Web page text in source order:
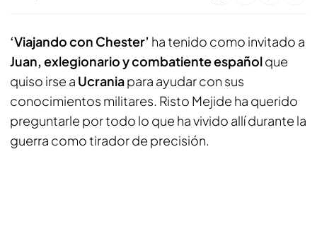
‘Viajando con Chester’ ha tenido como invitado a
Juan, exlegionario y combatiente españolque
quiso irse a Ucraniapara ayudar con sus
conocimientos militares. Risto Mejide ha querido
preguntarle por todo lo que ha vivido allí durante la
guerra como tirador de precisión.